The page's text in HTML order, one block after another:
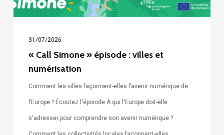
31/07/2026
« Call Simone » épisode : villes et
numérisation
Comment les villes façonnent-elles l’avenir numérique de
l’Europe ? Écoutez l'épisode À qui l'Europe doit-elle
s'adresser pour comprendre son avenir numérique ?